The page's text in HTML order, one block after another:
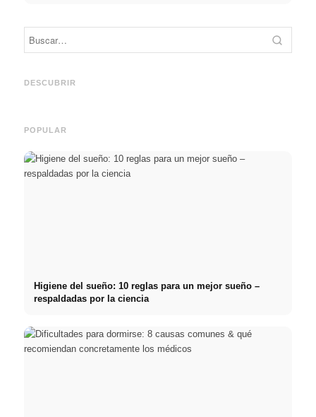
DESCUBRIR
Práctica profesional en
y el camino directo hacia la
Financiar los estudios en
POPULAR
Higiene del sueño: 10 reglas para un mejor sueño –
respaldadas por la ciencia